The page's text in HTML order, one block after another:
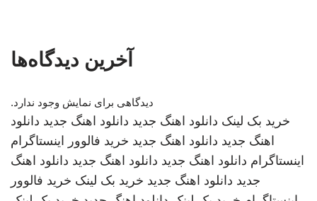
آخرین دیدگاه‌ها
دیدگاهی برای نمایش وجود ندارد.
خرید بک لینک دانلود اهنگ جدید دانلود اهنگ جدید دانلود
اهنگ جدید دانلود اهنگ جدید خرید فالوور اینستاگرام
اینستاگرام دانلود اهنگ جدید دانلود اهنگ جدید دانلود اهنگ
جدید دانلود اهنگ جدید خرید بک لینک خرید فالوور